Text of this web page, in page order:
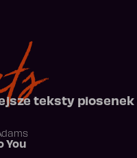
teksty piosenek
You